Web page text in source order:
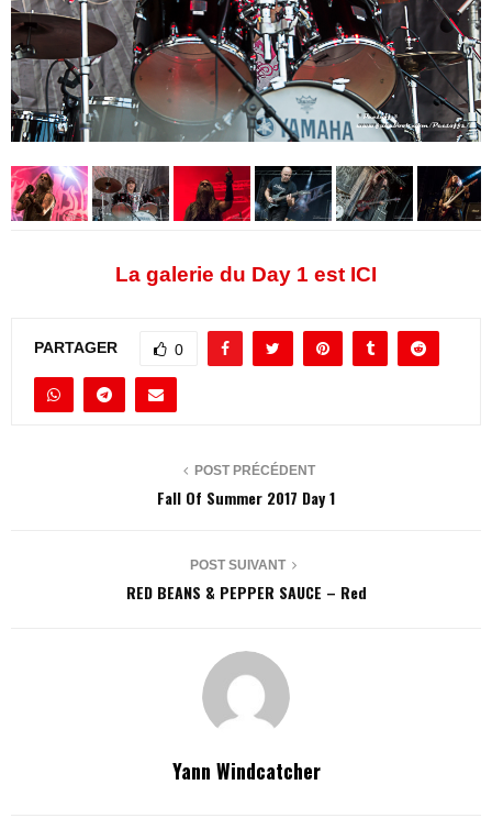
La galerie du Day 1 est ICI
PARTAGER 0
POST PRÉCÉDENT
Fall Of Summer 2017 Day 1
POST SUIVANT
RED BEANS & PEPPER SAUCE – Red
Yann Windcatcher